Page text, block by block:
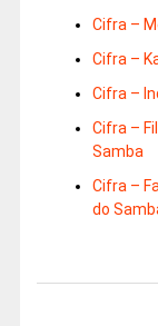
Cifra –
Cifra –
Cifra –
Cifra –
Samba
Cifra –
do